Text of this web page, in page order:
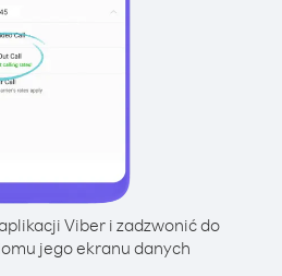
Viber i zadzwonić do
jego ekranu danych